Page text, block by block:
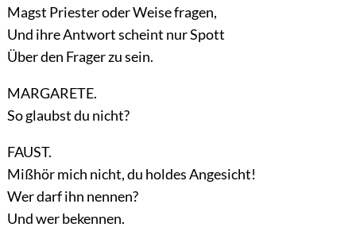
Magst Priester oder Weise fragen,
Und ihre Antwort scheint nur Spott
Über den Frager zu sein.
MARGARETE.
So glaubst du nicht?
FAUST.
Mißhör mich nicht, du holdes Angesicht!
Wer darf ihn nennen?
Und wer bekennen.